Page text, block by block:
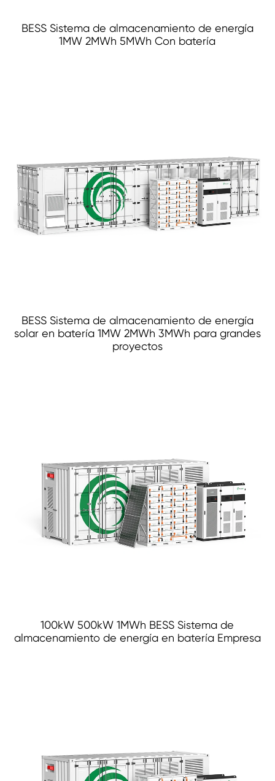
BESS Sistema de almacenamiento de energía
1MW 2MWh 5MWh Con batería
BESS Sistema de almacenamiento de energía
solar en batería 1MW 2MWh 3MWh para grandes
proyectos
100kW 500kW 1MWh BESS Sistema de
almacenamiento de energía en batería Empresa